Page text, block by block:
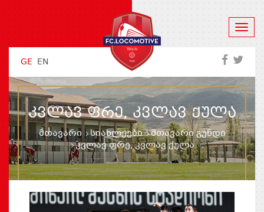
GE EN
ᲙᲕᲚᲐᲕ ᲤᲠᲔ, ᲙᲕᲚᲐᲕ ᲥᲣᲚᲐ
მთავარი სიახლეები
მთავარი გუნდი
კვლავ ფრე, კვლავ ქულა